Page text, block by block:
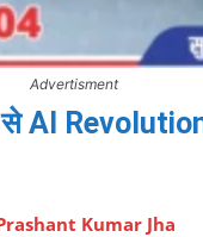
Advertisment
Revolution
Kumar Jha